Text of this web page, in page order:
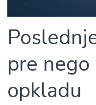
pre
opkladu